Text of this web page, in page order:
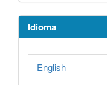
Idioma
English